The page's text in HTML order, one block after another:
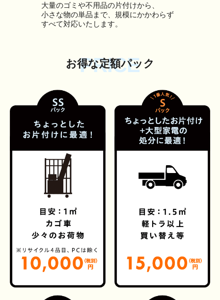
大量のゴミや不用品の片付けから、
小さな物の単品まで、規模にかかわらず
すべて対応いたします。
PRICE
お得な定額パック